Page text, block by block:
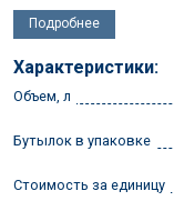
Химический состав (мг/
Общая минерализация:
Общая жесткость: ≤ 7
Калий: 0,1-20 мг/л
Кальций: 0,1-130 мг/л
Хлориды: 0,1 - 100 мг/л
Сульфаты: 0,1 - 200 мг/л
Подробнее
Характеристики:
Объем, л
Бутылок в упаковке
Стоимость за единицу